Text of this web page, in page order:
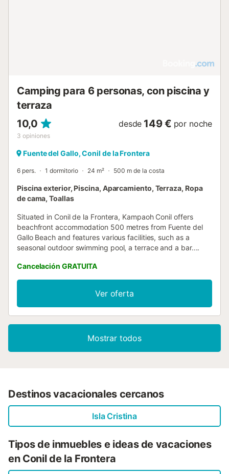
Camping para 6 personas, con piscina y
terraza
10,0
3 opiniones
desde 149 € por noche
Fuente del Gallo, Conil de la Frontera
6 pers. 1 dormitorio 24 m² 500 m de la costa
Piscina exterior, Piscina, Aparcamiento, Terraza, Ropa
de cama, Toallas
Situated in Conil de la Frontera, Kampaoh Conil offers
beachfront accommodation 500 metres from Fuente del
Gallo Beach and features various facilities, such as a
seasonal outdoor swimming pool, a terrace and a bar....
Cancelación GRATUITA
Ver oferta
Mostrar todos
Destinos vacacionales cercanos
Isla Cristina
Tipos de inmuebles e ideas de vacaciones
en Conil de la Frontera